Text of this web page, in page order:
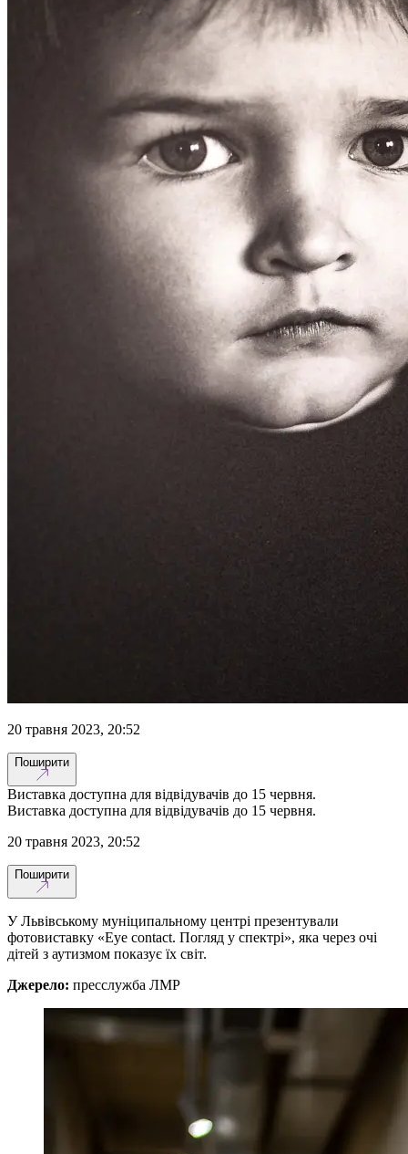
20 травня 2023, 20:52
Поширити
Виставка доступна для відвідувачів до 15 червня.
Виставка доступна для відвідувачів до 15 червня.
20 травня 2023, 20:52
Поширити
У Львівському муніципальному центрі презентували
фотовиставку «Eye contact. Погляд у спектрі», яка через очі
дітей з аутизмом показує їх світ.
Джерело: пресслужба ЛМР